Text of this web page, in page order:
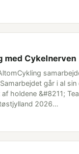
Cykelnerven
går i al sin
holdene &#8211;
2026…